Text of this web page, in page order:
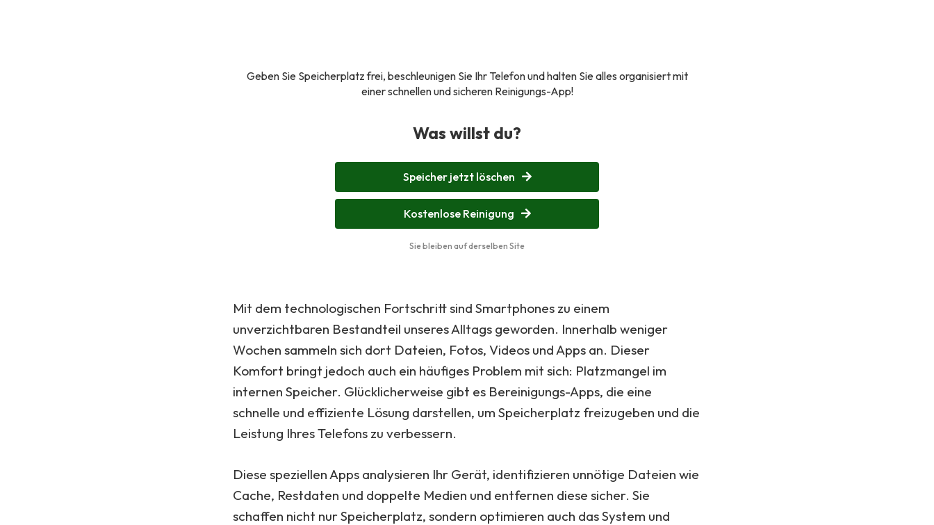
Geben Sie Speicherplatz frei, beschleunigen Sie Ihr Telefon und halten Sie alles organisiert mit
einer schnellen und sicheren Reinigungs-App!
Was willst du?
Speicher jetzt löschen
Kostenlose Reinigung
Sie bleiben auf derselben Site
Mit dem technologischen Fortschritt sind Smartphones zu einem
unverzichtbaren Bestandteil unseres Alltags geworden. Innerhalb weniger
Wochen sammeln sich dort Dateien, Fotos, Videos und Apps an. Dieser
Komfort bringt jedoch auch ein häufiges Problem mit sich: Platzmangel im
internen Speicher. Glücklicherweise gibt es Bereinigungs-Apps, die eine
schnelle und effiziente Lösung darstellen, um Speicherplatz freizugeben und die
Leistung Ihres Telefons zu verbessern.
Diese speziellen Apps analysieren Ihr Gerät, identifizieren unnötige Dateien wie
Cache, Restdaten und doppelte Medien und entfernen diese sicher. Sie
schaffen nicht nur Speicherplatz, sondern optimieren auch das System und